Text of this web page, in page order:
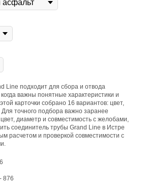
Line подходит для сбора и отвода
важны понятные характеристики и
карточки собрано 16 вариантов: цвет,
точного подбора важно заранее
диаметр и совместимость с желобами,
соединитель трубы Grand Line в Истре
расчетом и проверкой совместимости с
876